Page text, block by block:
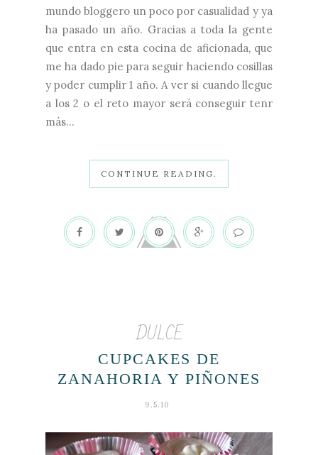
mundo bloggero un poco por casualidad y ya
ha pasado un año. Gracias a toda la gente
que entra en esta cocina de aficionada, que
me ha dado pie para seguir haciendo cosillas
y poder cumplir 1 año. A ver si cuando llegue
a los 2 o el reto mayor será conseguir tenr
más...
CONTINUE READING.
DULCE
CUPCAKES DE
ZANAHORIA Y PIÑONES
9.5.10